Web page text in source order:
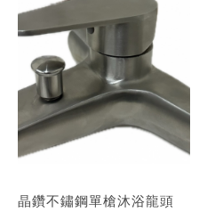
晶鑽不鏽鋼單槍沐浴龍頭